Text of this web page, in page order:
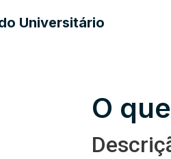
Universitário
O